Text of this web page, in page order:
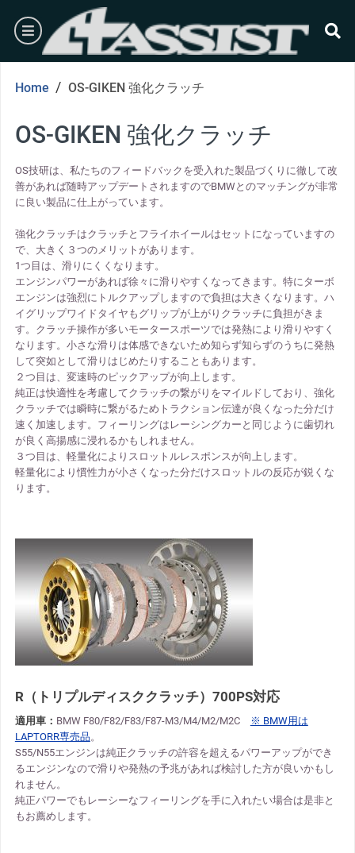
content
burger
Home / OS-GIKEN 強化クラッチ
OS-GIKEN 強化クラッチ
OS技研は、私たちのフィードバックを受入れた製品づくりに徹して改
善があれば随時アップデートされますのでBMWとのマッチングが非常
に良い製品に仕上がっています。
強化クラッチはクラッチとフライホイールはセットになっていますの
で、大きく３つのメリットがあります。
1つ目は、滑りにくくなります。
エンジンパワーがあれば徐々に滑りやすくなってきます。特にターボ
エンジンは強烈にトルクアップしますので負担は大きくなります。ハ
イグリップワイドタイヤもグリップが上がりクラッチに負担がきま
す。クラッチ操作が多いモータースポーツでは発熱により滑りやすく
なります。小さな滑りは体感できないため知らず知らずのうちに発熱
して突如として滑りはじめたりすることもあります。
２つ目は、変速時のピックアップが向上します。
純正は快適性を考慮してクラッチの繋がりをマイルドしており、強化
クラッチでは瞬時に繋がるためトラクション伝達が良くなった分だけ
速く加速します。フィーリングはレーシングカーと同じように歯切れ
が良く高揚感に浸れるかもしれません。
３つ目は、軽量化によりスロットルレスポンスが向上します。
軽量化により慣性力が小さくなった分だけスロットルの反応が鋭くな
ります。
R（トリプルディスククラッチ）700PS対応
適用車： BMW F80/F82/F83/F87-M3/M4/M2/M2C
※ BMW用は
LAPTORR専売品 。
S55/N55エンジンは純正クラッチの許容を超えるパワーアップができ
るエンジンなので滑りや発熱の予兆があれば検討した方が良いかもし
れません。
純正パワーでもレーシーなフィーリングを手に入れたい場合は是非と
もお薦めします。